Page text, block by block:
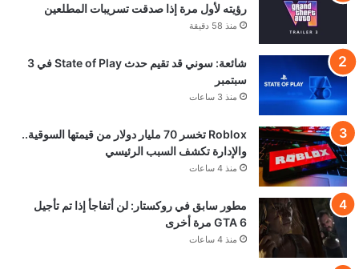
رؤيته لأول مرة إذا صدقت تسريبات المطلعين
منذ 58 دقيقة
شائعة: سوني قد تقيم حدث State of Play في 3
سبتمبر
منذ 3 ساعات
Roblox تخسر 70 مليار دولار من قيمتها السوقية..
والإدارة تكشف السبب الرئيسي
منذ 4 ساعات
مطور سابق في روكستار: لن أتفاجأ إذا تم تأجيل
GTA 6 مرة أخرى
منذ 4 ساعات